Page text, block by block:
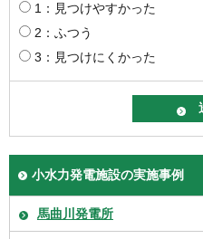
1：見つけやすかった
2：ふつう
3：見つけにくかった
小水力発電施設の実施事例
馬曲川発電所